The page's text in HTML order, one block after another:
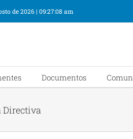
de 2026| 09:27:09 am
Documentos
Directiva